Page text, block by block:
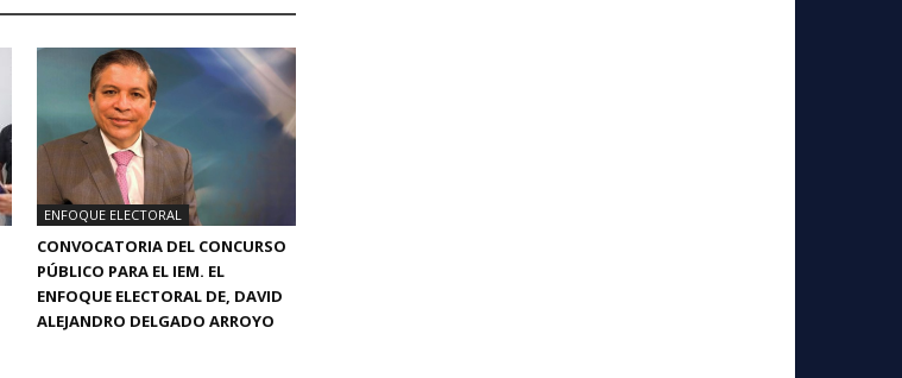
ENFOQUE ELECTORAL
CONVOCATORIA DEL CONCURSO
PÚBLICO PARA EL IEM. EL
ENFOQUE ELECTORAL DE, DAVID
ALEJANDRO DELGADO ARROYO